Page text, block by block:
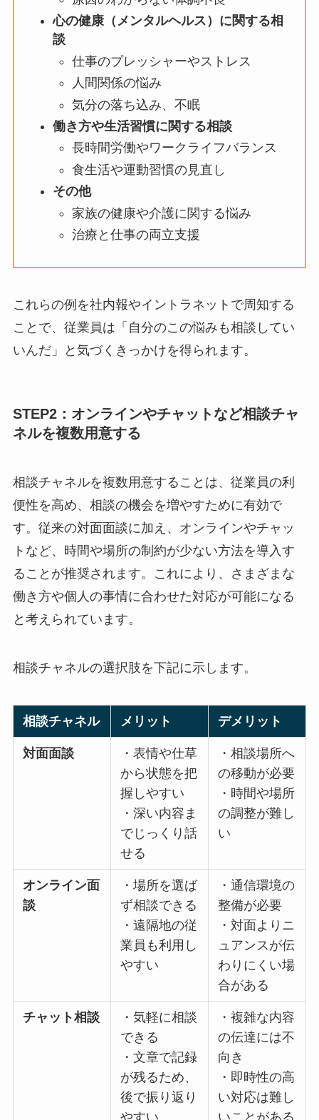
肩こり、腰痛、眼精疲労など、業
務に起因する不調
ど）の予防や改善
原因のわからない体調不良
心の健康（メンタルヘルス）に関する
相談
仕事のプレッシャーやストレス
人間関係の悩み
気分の落ち込み、不眠
働き方や生活習慣に関する相談
長時間労働やワークライフバラン
その他
家族の健康や介護に関する悩み
治療と仕事の両立支援
これらの例を社内報やイントラネットで周知する
ことで、従業員は「自分のこの悩みも相談してい
STEP2：オンラインやチャットなど相談チ
ャネルを複数用意する
相談チャネルを複数用意することは、従業員の利
便性を高め、相談の機会を増やすために有効で
トなど、時間や場所の制約が少ない方法を導入す
働き方や個人の事情に合わせた対応が可能になる
と考えられています。
相談チャネルの選択肢を下記に示します。
メリット デメリット
対面面談
・表情や仕
草から状態
を把握しや
すい
・深い内容
り話せる
・相談場所
への移動が
必要
・時間や場
所の調整が
難しい
・場所を選
ばず相談で
きる
・遠隔地の
従業員も利
・通信環境
の整備が必
要
・対面より
ニュアンス